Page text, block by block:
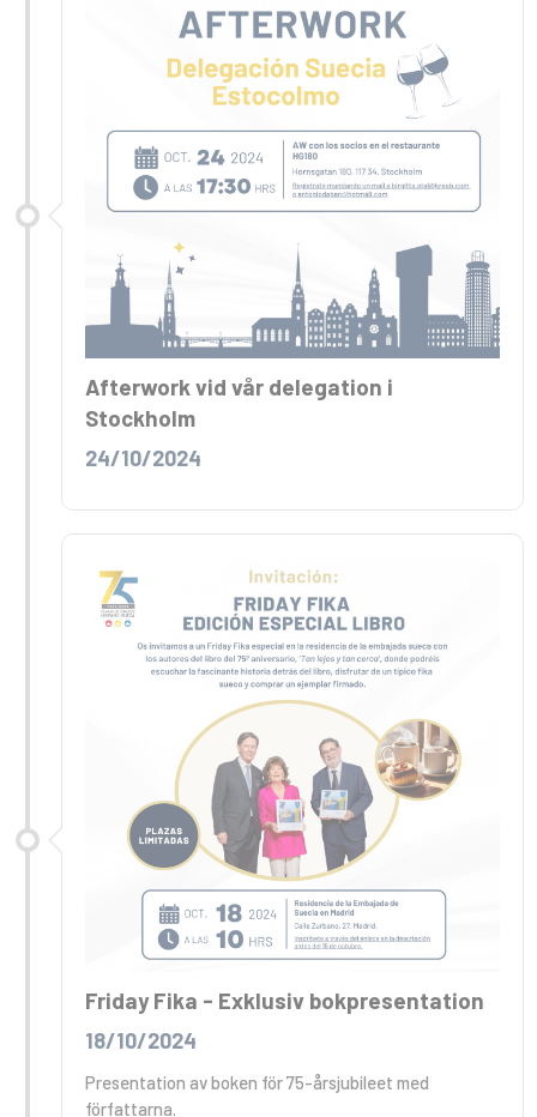
Afterwork vid vår delegation i
Stockholm
24/10/2024
Friday Fika - Exklusiv bokpresentation
18/10/2024
Presentation av boken för 75-årsjubileet med
författarna.